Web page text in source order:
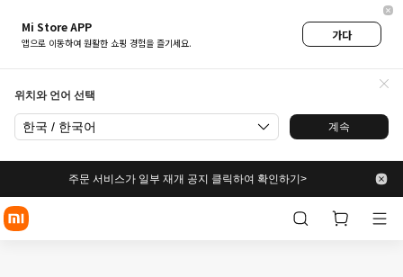
Mi Store APP
앱으로 이동하여 원활한 쇼핑 경험을 즐기세요.
가다
위치와 언어 선택
한국 / 한국어 계속
주문 서비스가 일부 재개 공지 클릭하여 확인하기>